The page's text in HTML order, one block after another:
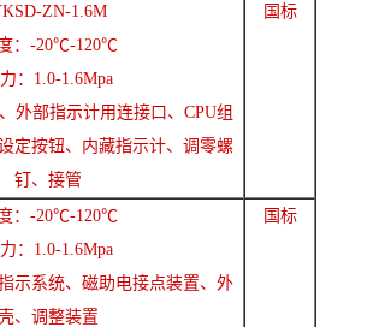
ZN-1.6M
：-20℃-120℃
：1.0-1.6Mpa
外部指示计用连接口、CPU组
定按钮、内藏指示计、调零螺
钉、接管
国标
：-20℃-120℃
：1.0-1.6Mpa
示系统、磁助电接点装置、外
、调整装置
国标